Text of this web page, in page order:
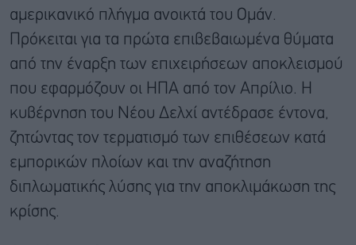
αμερικανικό πλήγμα ανοικτά του Ομάν.
Πρόκειται για τα πρώτα επιβεβαιωμένα θύματα
από την έναρξη των επιχειρήσεων αποκλεισμού
που εφαρμόζουν οι ΗΠΑ από τον Απρίλιο. Η
κυβέρνηση του Νέου Δελχί αντέδρασε έντονα,
ζητώντας τον τερματισμό των επιθέσεων κατά
εμπορικών πλοίων και την αναζήτηση
διπλωματικής λύσης για την αποκλιμάκωση της
κρίσης.